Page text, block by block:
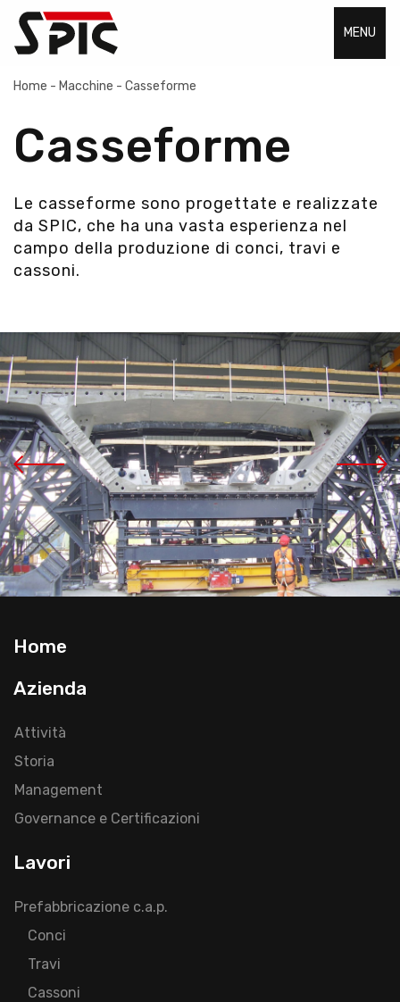
MENU
Home - Macchine - Casseforme
Casseforme
Le casseforme sono progettate e realizzate
da SPIC, che ha una vasta esperienza nel
campo della produzione di conci, travi e
cassoni.
Home
Azienda
Attività
Storia
Management
Governance e Certificazioni
Lavori
Prefabbricazione c.a.p.
Conci
Travi
Cassoni